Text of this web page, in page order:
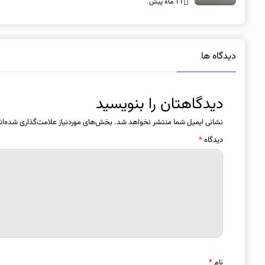
دیدگاه ها
دیدگاهتان را بنویسید
نشانی ایمیل شما منتشر نخواهد شد. بخش‌های موردنیاز علامت‌گذاری
دیدگاه*